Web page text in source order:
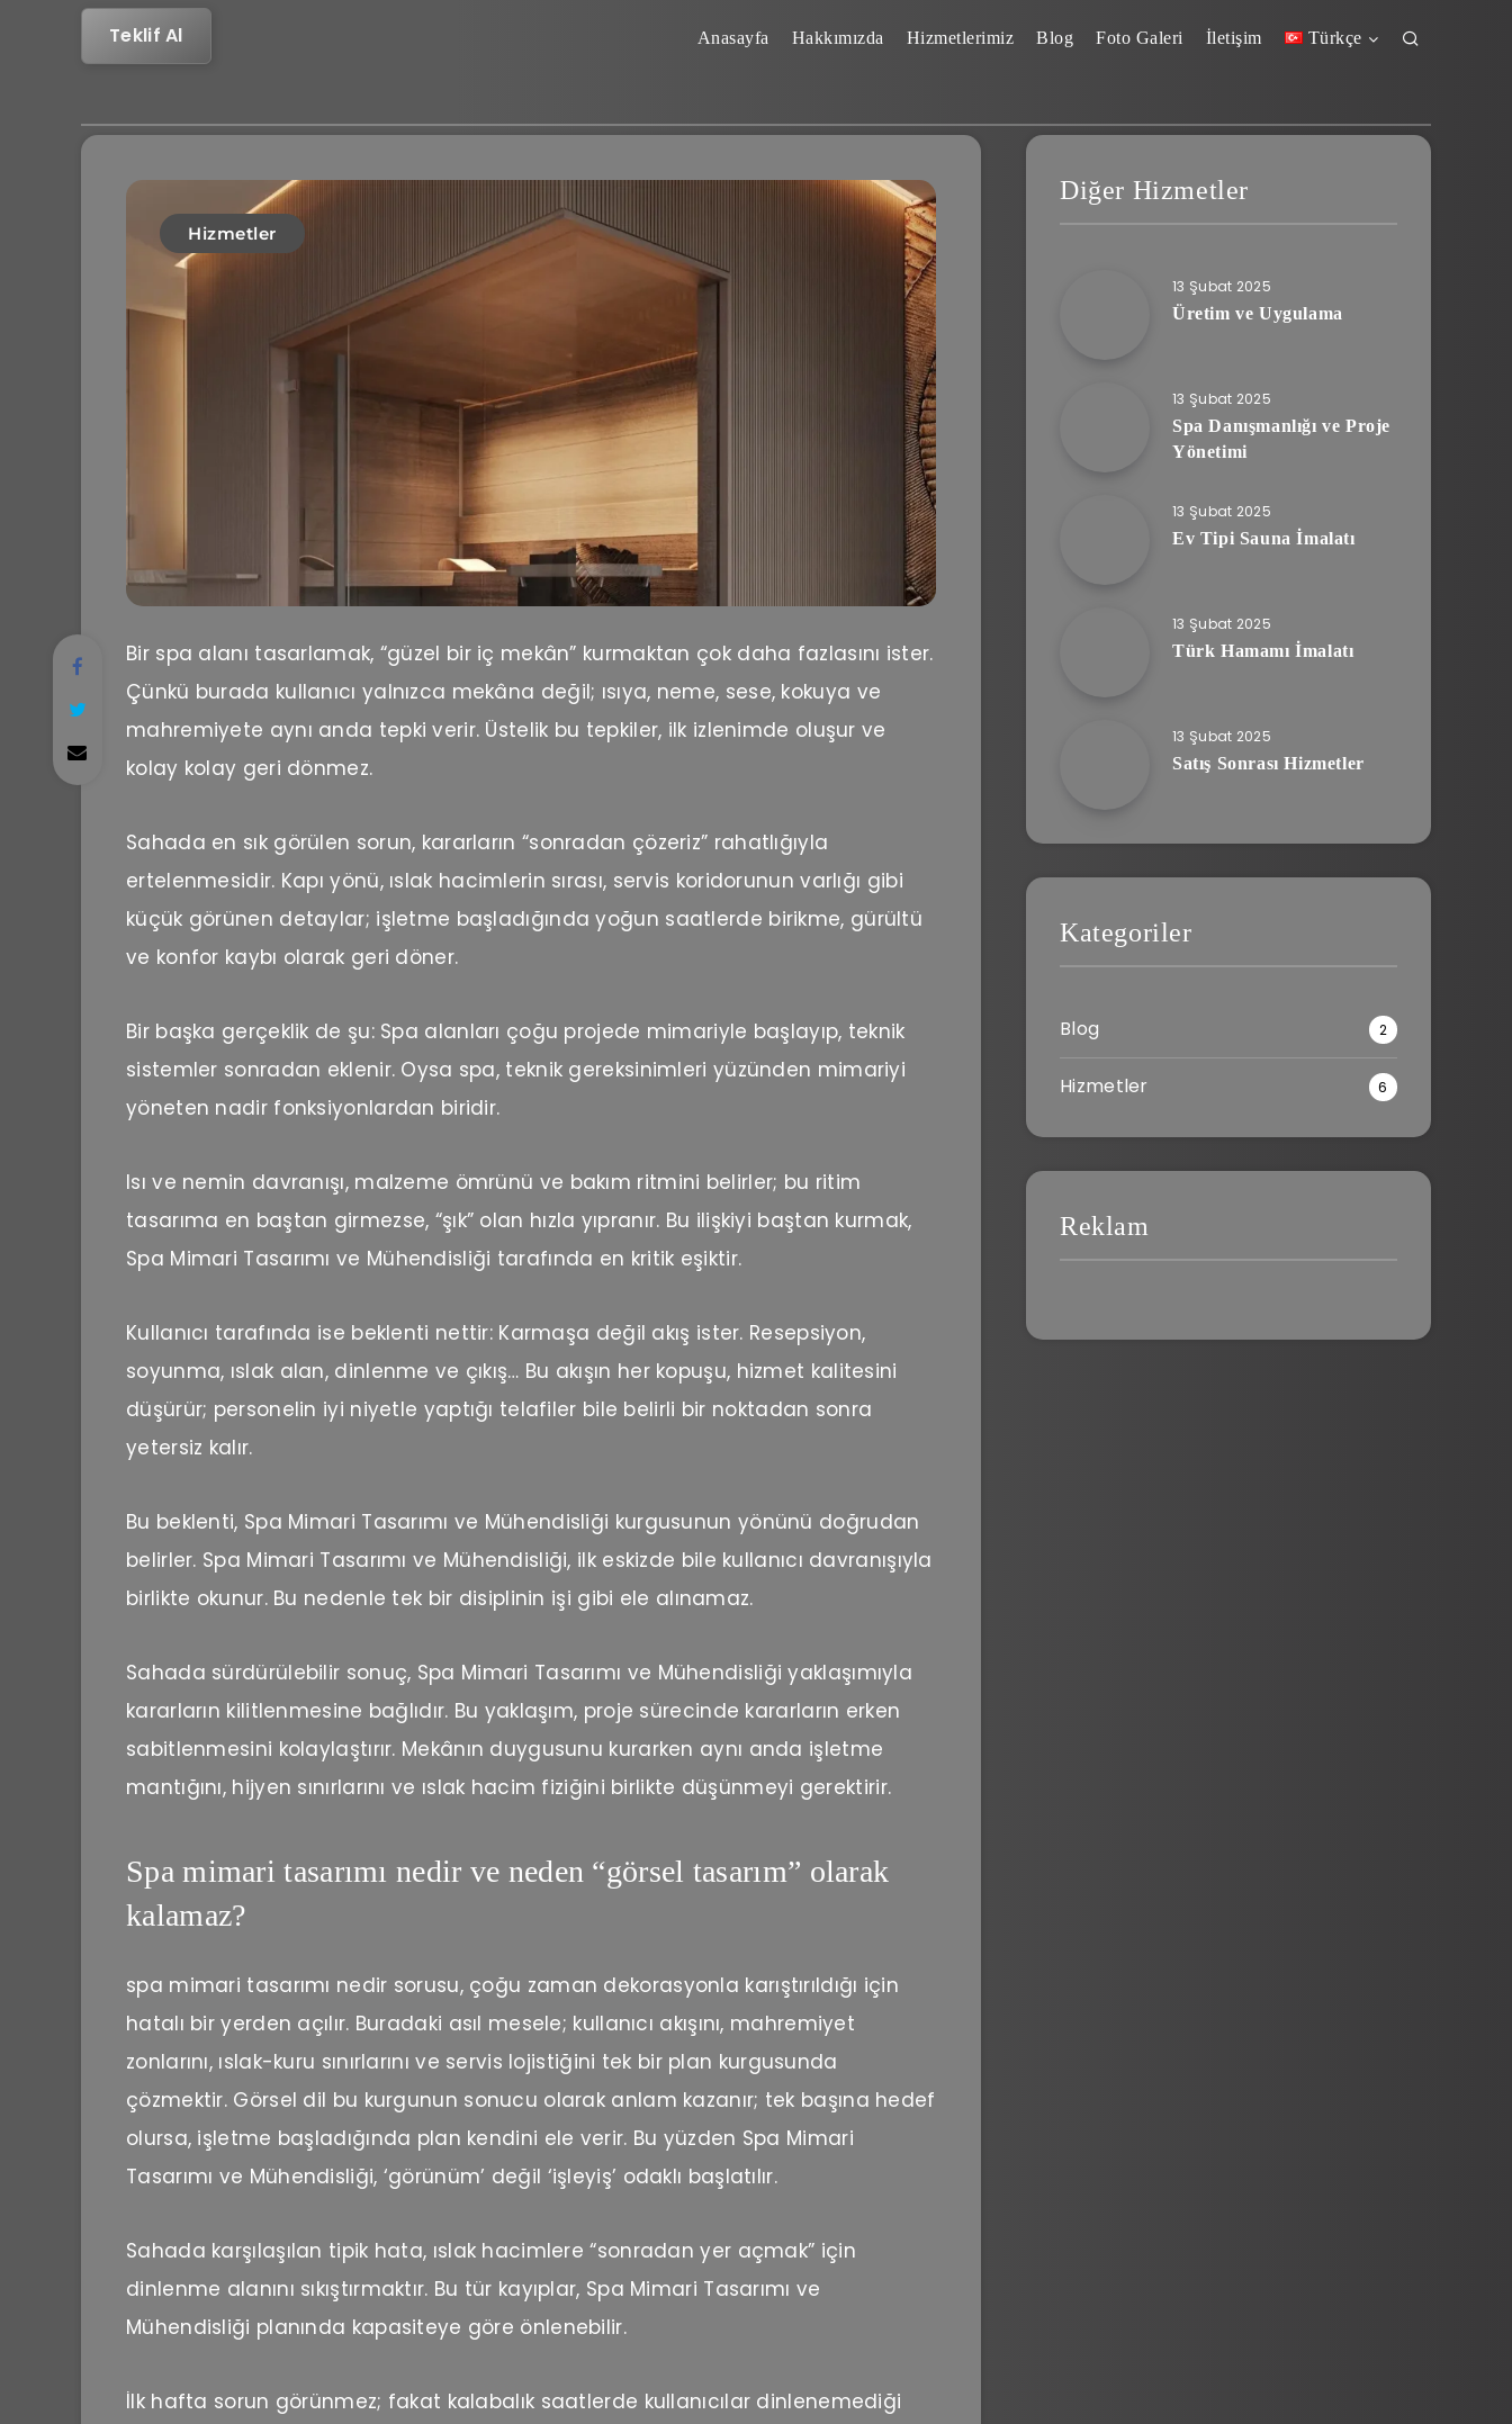
Teklif Al Anasayfa Hakkımızda Hizmetlerimiz Blog Foto Galeri İletişim Türkçe
Hizmetler
Bir spa alanı tasarlamak, “güzel bir iç mekân” kurmaktan çok daha fazlasını ister.
Çünkü burada kullanıcı yalnızca mekâna değil; ısıya, neme, sese, kokuya ve
mahremiyete aynı anda tepki verir. Üstelik bu tepkiler, ilk izlenimde oluşur ve
kolay kolay geri dönmez.
Sahada en sık görülen sorun, kararların “sonradan çözeriz” rahatlığıyla
ertelenmesidir. Kapı yönü, ıslak hacimlerin sırası, servis koridorunun varlığı gibi
küçük görünen detaylar; işletme başladığında yoğun saatlerde birikme, gürültü
ve konfor kaybı olarak geri döner.
Bir başka gerçeklik de şu: Spa alanları çoğu projede mimariyle başlayıp, teknik
sistemler sonradan eklenir. Oysa spa, teknik gereksinimleri yüzünden mimariyi
yöneten nadir fonksiyonlardan biridir.
Isı ve nemin davranışı, malzeme ömrünü ve bakım ritmini belirler; bu ritim
tasarıma en baştan girmezse, “şık” olan hızla yıpranır. Bu ilişkiyi baştan kurmak,
Spa Mimari Tasarımı ve Mühendisliği tarafında en kritik eşiktir.
Kullanıcı tarafında ise beklenti nettir: Karmaşa değil akış ister. Resepsiyon,
soyunma, ıslak alan, dinlenme ve çıkış… Bu akışın her kopuşu, hizmet kalitesini
düşürür; personelin iyi niyetle yaptığı telafiler bile belirli bir noktadan sonra
yetersiz kalır.
Bu beklenti, Spa Mimari Tasarımı ve Mühendisliği kurgusunun yönünü doğrudan
belirler. Spa Mimari Tasarımı ve Mühendisliği, ilk eskizde bile kullanıcı davranışıyla
birlikte okunur. Bu nedenle tek bir disiplinin işi gibi ele alınamaz.
Sahada sürdürülebilir sonuç, Spa Mimari Tasarımı ve Mühendisliği yaklaşımıyla
kararların kilitlenmesine bağlıdır. Bu yaklaşım, proje sürecinde kararların erken
sabitlenmesini kolaylaştırır. Mekânın duygusunu kurarken aynı anda işletme
mantığını, hijyen sınırlarını ve ıslak hacim fiziğini birlikte düşünmeyi gerektirir.
Spa mimari tasarımı nedir ve neden “görsel tasarım” olarak
kalamaz?
spa mimari tasarımı nedir sorusu, çoğu zaman dekorasyonla karıştırıldığı için
hatalı bir yerden açılır. Buradaki asıl mesele; kullanıcı akışını, mahremiyet
zonlarını, ıslak-kuru sınırlarını ve servis lojistiğini tek bir plan kurgusunda
çözmektir. Görsel dil bu kurgunun sonucu olarak anlam kazanır; tek başına hedef
olursa, işletme başladığında plan kendini ele verir. Bu yüzden Spa Mimari
Tasarımı ve Mühendisliği, ‘görünüm’ değil ‘işleyiş’ odaklı başlatılır.
Sahada karşılaşılan tipik hata, ıslak hacimlere “sonradan yer açmak” için
dinlenme alanını sıkıştırmaktır. Bu tür kayıplar, Spa Mimari Tasarımı ve
Mühendisliği planında kapasiteye göre önlenebilir.
İlk hafta sorun görünmez; fakat kalabalık saatlerde kullanıcılar dinlenemediği
Diğer Hizmetler
13 Şubat 2025
Üretim ve Uygulama
13 Şubat 2025
Spa Danışmanlığı ve Proje
Yönetimi
13 Şubat 2025
Ev Tipi Sauna İmalatı
13 Şubat 2025
Türk Hamamı İmalatı
13 Şubat 2025
Satış Sonrası Hizmetler
Kategoriler
Blog 2
Hizmetler 6
Reklam